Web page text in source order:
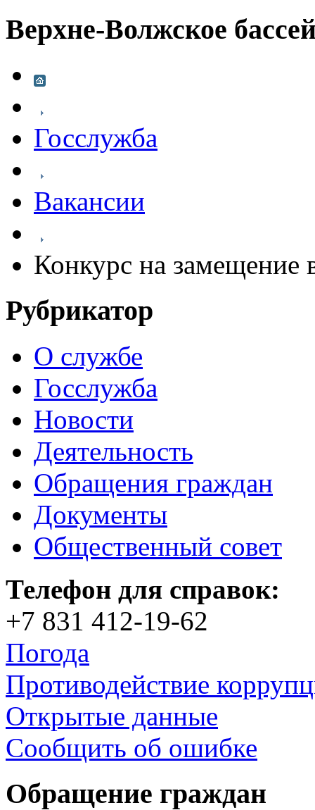
Верхне-Волжское
Госслужба
Вакансии
Конкурс на замещение
Рубрикатор
О службе
Госслужба
Новости
Деятельность
Обращения граждан
Документы
Общественный совет
Телефон для справок:
+7 831 412-19-62
Погода
Противодействие
Открытые данные
Сообщить об ошибке
Обращение граждан